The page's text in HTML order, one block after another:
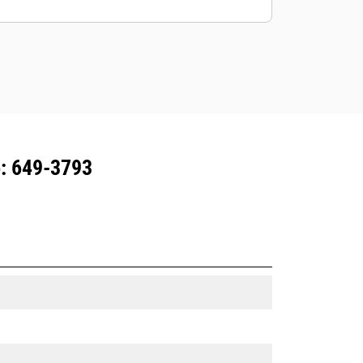
all'attrezzatura con abbonamento
649-3793